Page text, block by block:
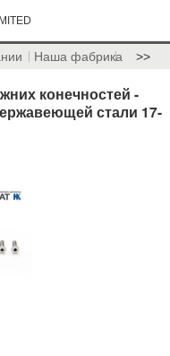
Наша фабрика >>
конечностей -
стали 17-